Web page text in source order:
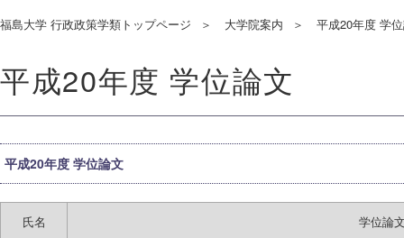
福島大学 行政政策学類トップページ 大学院案内 平成20年度 学
平成20年度 学位論文
平成20年度 学位論文
氏名 学位論